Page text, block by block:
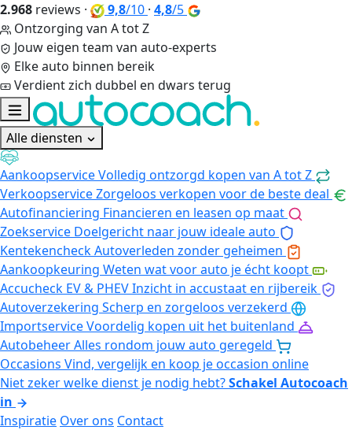
2.968 reviews · 9,8/10 · 4,8/5
Ontzorging van A tot Z
Jouw eigen team van auto-experts
Elke auto binnen bereik
Verdient zich dubbel en dwars terug
Alle diensten
AankoopserviceVolledig ontzorgd kopen van A tot Z
VerkoopserviceZorgeloos verkopen voor de beste deal
Autofinanciering Financieren en leasen op maat
Zoekservice Doelgericht naar jouw ideale auto
KentekencheckAutoverleden zonder geheimen
Aankoopkeuring Weten wat voor auto je écht koopt
Accucheck EV & PHEVInzicht in accustaat en rijbereik
Autoverzekering Scherp en zorgeloos verzekerd
ImportserviceVoordelig kopen uit het buitenland
AutobeheerAlles rondom jouw auto geregeld
Occasions Vind, vergelijk en koop je occasion online
Niet zeker welke dienst je nodig hebt?Schakel Autocoach
in
Inspiratie Over ons Contact